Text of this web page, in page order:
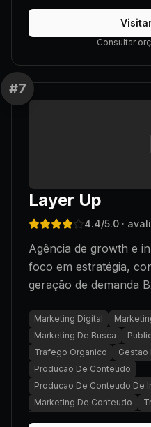
Consultar
#7
Layer Up
4.4/5.0 ·
Agência de growth e
foco em estratégia,
geração de demanda
Marketing Digital
Marketing De Busca
Trafego Organico
Gestao
Producao De Conteudo
Producao De Conteudo De
Marketing De Conteudo